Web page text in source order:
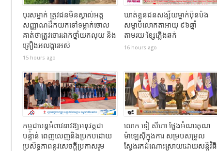
បុរសម្នាក់ ត្រូវជនមិនស្គាល់អត្ត
សញ្ញាណដឹកយកទៅទម្លាក់ចោល
គាត់ថាត្រូវចោរដាក់ថ្នាំយកលុយ និង
គ្រឿងអលង្ការអស់
15 hours ago
ឃាត់ខ្លួនជនសង្ស័យម្នាក់ប៉ុនប៉ង
សម្លាប់លោកតាអាយុ ៩៦ឆ្នាំ
តាមរយៈខ្សែភ្លើងឆក់
16 hours ago
កម្ពុជាបន្តអំពាវនាវឱ្យអនុវត្តជា
បន្ទាន់ ពេញលេញនិងប្រកបដោយ
ប្រសិទ្ធភាពនូវសេចក្តីប្រកាសរួម
លោក ទៀ សីហា ថ្លែងអំណរគុណ
ម៉ាឡេស៊ីក្នុងការ សម្របសម្រួល
ស្វែងរកដំណោះស្រាយដោយសន្តិវិធី